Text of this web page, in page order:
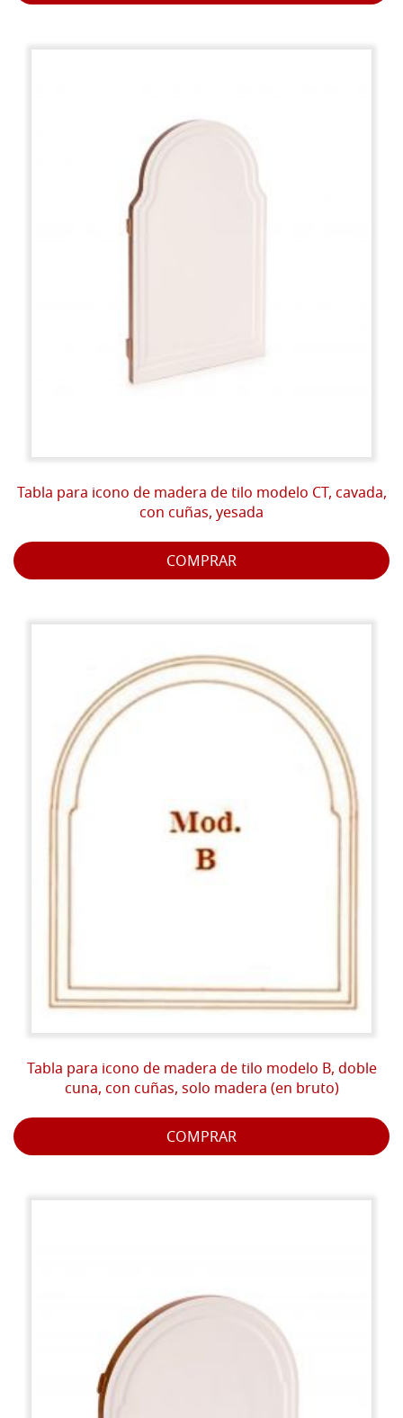
Tabla para icono de madera de tilo modelo CT, cavada,
con cuñas, yesada
COMPRAR
Tabla para icono de madera de tilo modelo B, doble
cuna, con cuñas, solo madera (en bruto)
COMPRAR